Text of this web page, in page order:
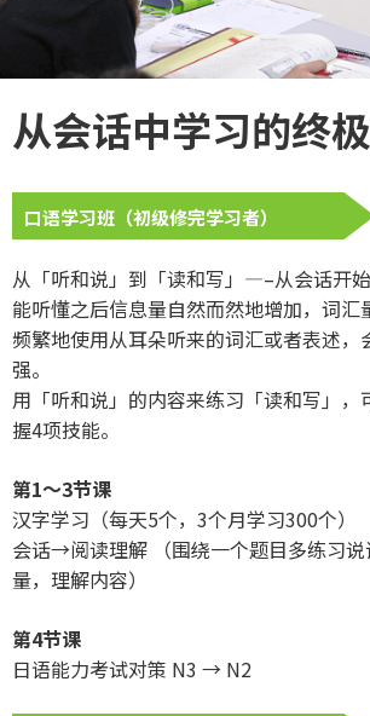
从会话中学习的终
口语学习班（初级修完学习者）
从「听和说」到「读和写」—–从会话开始
能听懂之后信息量自然而然地增加，词汇
频繁地使用从耳朵听来的词汇或者表述，
强。
用「听和说」的内容来练习「读和写」，
握4项技能。
第1～3节课
汉字学习（每天5个，3个月学习300个）
会话→阅读理解 （围绕一个题目多练习
量，理解内容）
第4节课
日语能力考试对策 N3 → N2